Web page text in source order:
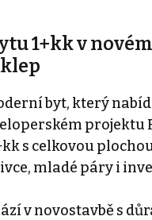
1+kk v
byt, který
projektu
s celkovou
mladé páry i
v novostavbě s